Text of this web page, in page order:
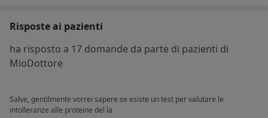
Risposte ai pazienti
ha risposto a 17 domande da parte di pazienti di
MioDottore
Salve, gentilmente vorrei sapere se esiste un test per valutare le
intolleranze alle proteine del la